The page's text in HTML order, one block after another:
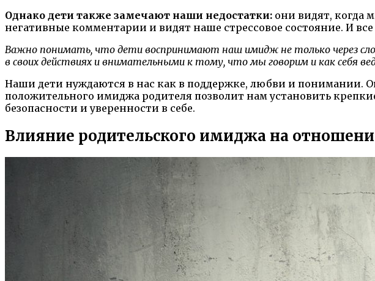
Однако дети также замечают наши недостатки: они видят, когда
негативные комментарии и видят наше стрессовое состояние. И
Важно понимать, что дети воспринимают наш имидж не только через
в своих действиях и внимательными к тому, что мы говорим и как себя
Наши дети нуждаются в нас как в поддержке, любви и понимании.
положительного имиджа родителя позволит нам установить
безопасности и уверенности в себе.
Влияние родительского имиджа на